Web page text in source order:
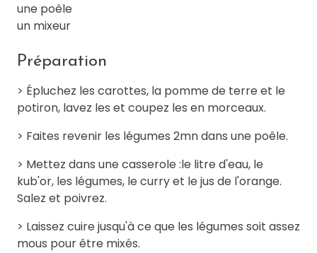
une poêle
un mixeur
Préparation
> Épluchez les carottes, la pomme de terre et le
potiron, lavez les et coupez les en morceaux.
> Faites revenir les légumes 2mn dans une poêle.
> Mettez dans une casserole :le litre d'eau, le
kub'or, les légumes, le curry et le jus de l'orange.
Salez et poivrez.
> Laissez cuire jusqu'à ce que les légumes soit assez
mous pour être mixés.